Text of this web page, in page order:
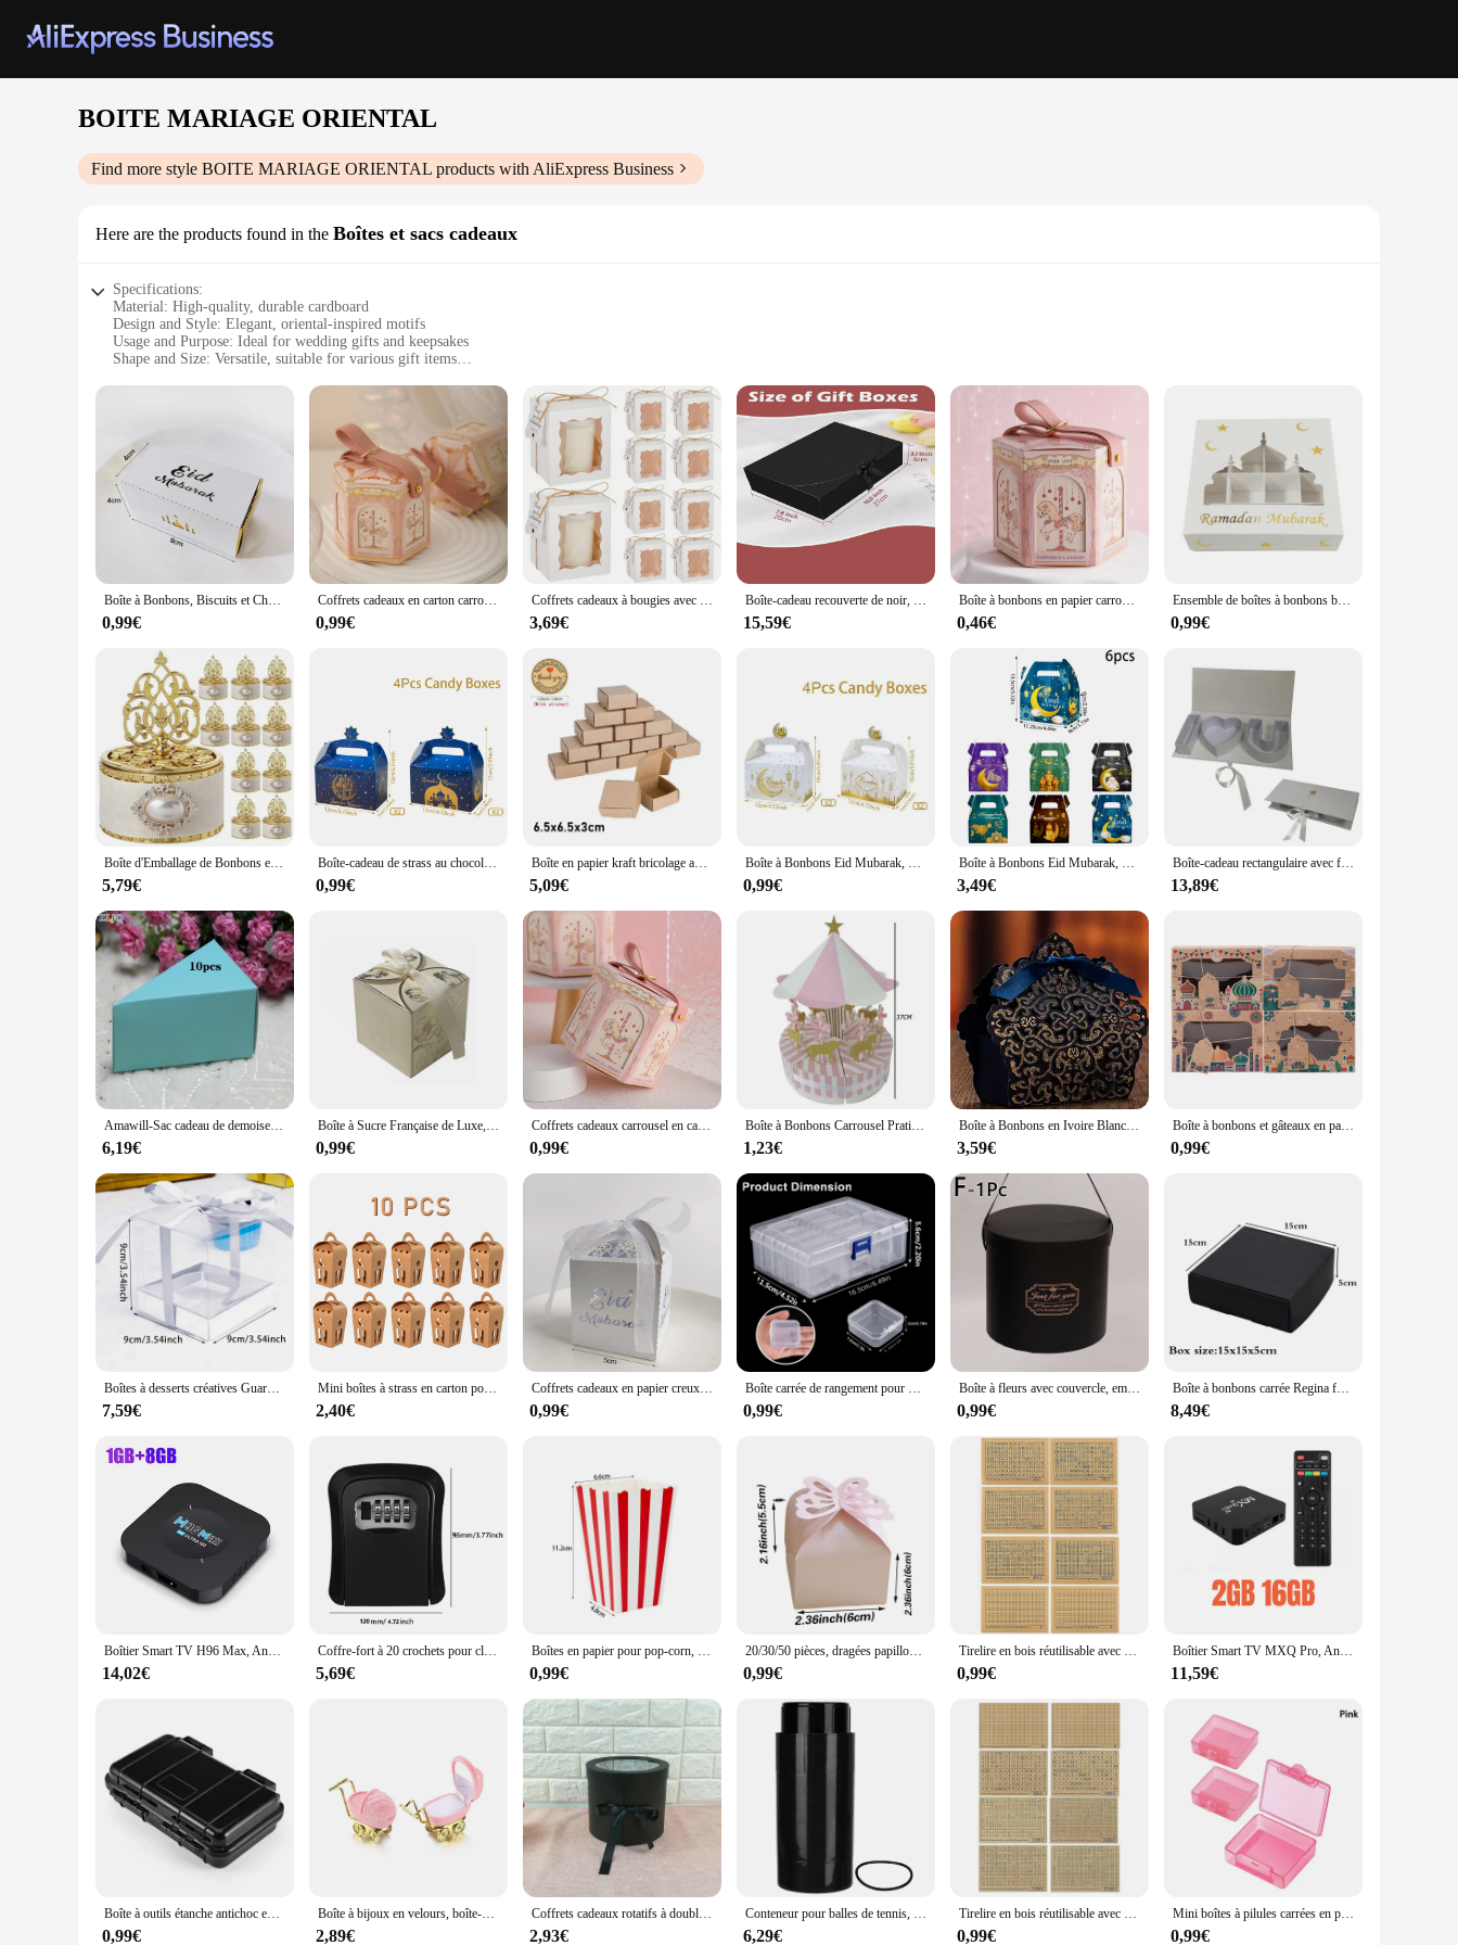
BOITE MARIAGE ORIENTAL
Find more style BOITE MARIAGE ORIENTAL products with AliExpress Business
Here are the products found in the Boîtes et sacs cadeaux
Specifications:
Material: High-quality, durable cardboard
Design and Style: Elegant, oriental-inspired motifs
Usage and Purpose: Ideal for wedding gifts and keepsakes
Shape and Size: Versatile, suitable for various gift items
Parts and Accessories: Comes with a ribbon for a personalized touch
**Elegant Craftsmanship and Design**
The BOITE MARIAGE ORIENTAL is a testament to exquisite craftsmanship and design. The box features intricate oriental motifs that exude a sense of elegance and cultural significance. Whether
you're looking to present a wedding favor or a thoughtful gift, this box is sure to make an impression. The design is not only aesthetically pleasing but also versatile, making it suitable for a range of
occasions and gifts.
**Versatile and Functional**
The BOITE MARIAGE ORIENTAL is more than just a beautiful box; it's a functional piece that can adapt to your needs. Its shape and size are designed to accommodate a variety of items, from
small trinkets to larger keepsakes. The sturdy construction ensures that your gifts are well-protected, while the ribbon adds a personal touch that makes your presentation stand out. This box is not only
a stylish addition to your gift-giving arsenal but also a practical choice for those who value both form and function.
**Ideal for Wedding Vendors and Suppliers**
bulk orders, and its elegant design ensures that your branding aligns with the sophistication of high-end wedding events. Whether you're a florist, a chocolatier, or a jewelry designer, this box is a
perfect fit for showcasing your creations in a memorable way.
Boîte à Bonbons, Biscuits et Chocolat pour Ramadan, Emballage Cadeau pour Enfant, ixMusulmane Islamique, Décoration, 2023, 10 Pièces
0,99€
Coffrets cadeaux en carton carrousel doré champagne, 5/10 pièces, boîtes d'emballage pour cadeaux de réception-cadeau pour bébé, fournitures de décoration pour fête d'anniversaire pour enfants
0,99€
Coffrets cadeaux à bougies avec fenêtre transparente, fournitures d'emballage avec étiquettes et ficelle pour mariage, anniversaire, cadeaux de fête, bijou, 10 pièces/ensemble
3,69€
Boîte-cadeau recouverte de noir, boîte de décoration de cadeau de fête, boîte de proposition de marié, boîte-cadeau d'anniversaire, boîte à gâteau Chi, production de bricolage, 10 pièces
15,59€
Boîte à bonbons en papier carrousel rose avec poignée de transport, motif de mariage, cadeau pour les invités
0,46€
Ensemble de boîtes à bonbons bricolage sur le thème de l'Aïd, emballage de chocolat, or blanc, boîte des avocats du Ramadan, décor de fête, 16 grilles, 1 pièce, 3 pièces, 5 pièces
0,99€
Boîte d'Emballage de Bonbons en Plastique localité, Décoration Artisanale pour Mariage et Anniversaire, 12 Pièces
5,79€
Boîte-cadeau de strass au chocolat pour Ramadan, emballage en papier Eid Mubarak, fête du festival musulman islamique, décoration du Ramadan, 2025, 4 pièces
0,99€
Boîte en papier kraft bricolage avec ou sans fenêtre transparente, emballage cadeau, mariage, famille, anniversaire, fête, autocollant, 20 pièces, 50 pièces
5,09€
Boîte à Bonbons Eid Mubarak, Emballage Noir et Blanc, Décoration du Ramadan, Fournitures de ixIslamique, 24 Pièces, 2024
0,99€
Boîte à Bonbons Eid Mubarak, Emballage Cadeau, Décoration Ramadan Kareem, ixMusulmane Islamique, 6/12 Pièces
3,49€
Boîte-cadeau rectangulaire avec fleurs, je t'aime, fête des mères, mariage, bonbons, boîtes d'emballage de chocolat, décoration d'emballage de fête d'anniversaire
13,89€
Amawill-Sac cadeau de demoiselle d'honneur style gâteau, boîte à bonbons de mariage, fournitures de fête d'anniversaire, Noël, baby shower, boîtes cadeaux en papier, 10 pièces/lot
6,19€
Boîte à Sucre Française de Luxe, 10 à 100 Pièces/Lot, Bonbons Dorés, Champagne, Document de Mariage, Boîte-Cadeau en Papier d'Accompagnement
0,99€
Coffrets cadeaux carrousel en carton doré champagne, boîtes d'emballage de faveurs de douche de bébé, fournitures de décoration de fête d'anniversaire pour enfants, 5 pièces, 10 pièces
0,99€
Boîte à Bonbons Carrousel Pratique Décoration de Fête d'Anniversaire, de Beauté, Mariage Romantique, Cadeaux pour Invités, Nouveauté
1,23€
Boîte à Bonbons en Ivoire Blanc Rouge Or Bleu Marine Champange avec Ruban, Sacs Cadeaux pour Mariage et Anniversaire, 10/100 Pièces
3,59€
Boîte à bonbons et gâteaux en papier kraft avec fenêtre, emballage cadeau EID Mubarak, décoration du Ramadan, Islam musulman, 2025, 4 pièces
0,99€
Boîtes à desserts créatives Guardian, emballage transparent, boîte-cadeau pour fête, décoration de mariage, jour de Léon, 12 pièces
7,59€
Mini boîtes à strass en carton pour fête du Ramadan, étui à motifs de lune, étoiles creuses, bonbons marron, soucieux, Eid Mubarak, 10/20 pièces
2,40€
Coffrets cadeaux en papier creux pour le Ramadan, tible de bonbons, décoration dorée, Eid Mubarak, 2025, 10 pièces
0,99€
Boîte carrée de rangement pour bijoux, poignées amovibles, pilule transparente, perceuse artisanale, peinture, 5.5 pouces, ensemble de 14 pièces, 185g
0,99€
Boîte à fleurs avec couvercle, emballage floral, boîtes à chapeau rondes, rangement en papier, boîte à bonbons de mariage, cadeaux, 18x20cm, HDPE27
0,99€
Boîte à bonbons carrée Regina faite à la main, emballage de bijoux, coffrets cadeaux noirs, mariage, fête d'anniversaire, fournitures d'emballage, 15x15x5cm
8,49€
Boîtier Smart TV H96 Max, Android 11, 2 Go RAM, Rockchip RK3318 HDR, 4K Ultra HD
14,02€
Coffre-fort à 20 crochets pour clés, coffret de sécurité avec serrure à clé/code
5,69€
Boîtes en papier pour pop-corn, 10 pièces, seaux, rouge et blanc, sacs à pop-corn rayé, collation, beaucoup de film, nuit, anniversaires, festival, fournitures de fête
0,99€
20/30/50 pièces, dragées papillon colorées, boîte cadeaux faveurs et cadeaux, boîte de chocolat, boîte d'emballage, boîtes cadeaux de mariage pour les invités
0,99€
Tirelire en bois réutilisable avec but d'économie et boîtes de chiffres, tirelire en dollars, 1000, 2000, 3000, 5000/10000 euros
0,99€
Boîtier Smart TV MXQ Pro, Android 12, IK316, 4K, HD, 3D, Home Cinéma, WiFi 6, H.dissis, Prise en Charge du dehors, Matches, Décodeur, 2025
11,59€
Boîte à outils étanche antichoc extérieure avec éponge, boîtes épaisses EDC, conteneur scellé de voyage, étui hermétique de survie, 4 documents
0,99€
Boîte à bijoux en velours, boîte-cadeau pour bagues, boucles d'oreilles, organisateur, conteneur de bijoux, 35 Styles
2,89€
Coffrets cadeaux rotatifs à double couche, fleur artificielle ronde, mariage, fête d'anniversaire, fête de Léon, emballage cadeau, décoration
2,93€
Conteneur pour balles de tennis, boîte de rangement pour balles de tennis, maintien de la pression, conteneur de réparation, accessoires de sport, fournitures de sport
6,29€
Tirelire en bois réutilisable avec but d'économie et boîtes de chiffres, tirelire en dollars, 1000, 2000, 3000, 5000/10000 euros
0,99€
Mini boîtes à pilules carrées en plastique transparent, petite boîte à bijoux, étui de rangement, conteneur portable, voyage, maison, 3 pièces
0,99€